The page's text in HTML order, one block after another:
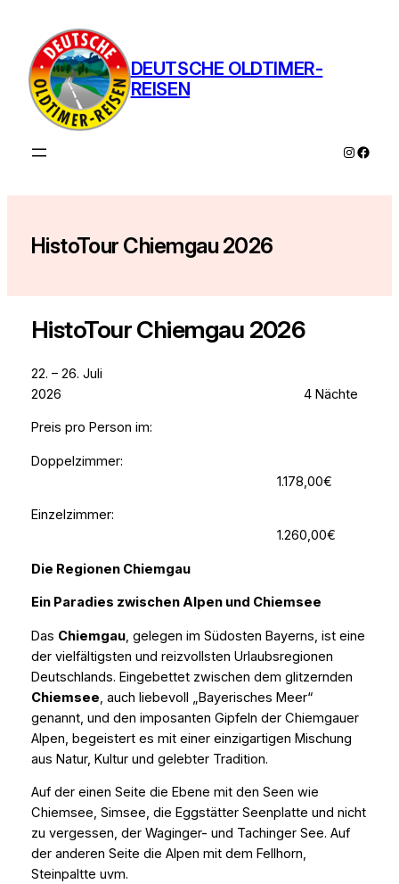
springen
DEUTSCHE OLDTIMER-
REISEN
HistoTour Chiemgau 2026
HistoTour Chiemgau 2026
22. – 26. Juli
2026 4 Nächte
Preis pro Person im:
Doppelzimmer:
1.178,00€
Einzelzimmer:
1.260,00€
Die Regionen Chiemgau
Ein Paradies zwischen Alpen und Chiemsee
Das Chiemgau, gelegen im Südosten Bayerns, ist eine
der vielfältigsten und reizvollsten Urlaubsregionen
Deutschlands. Eingebettet zwischen dem glitzernden
Chiemsee, auch liebevoll „Bayerisches Meer“
genannt, und den imposanten Gipfeln der Chiemgauer
Alpen, begeistert es mit einer einzigartigen Mischung
aus Natur, Kultur und gelebter Tradition.
Auf der einen Seite die Ebene mit den Seen wie
Chiemsee, Simsee, die Eggstätter Seenplatte und nicht
zu vergessen, der Waginger- und Tachinger See. Auf
der anderen Seite die Alpen mit dem Fellhorn,
Steinpaltte uvm.